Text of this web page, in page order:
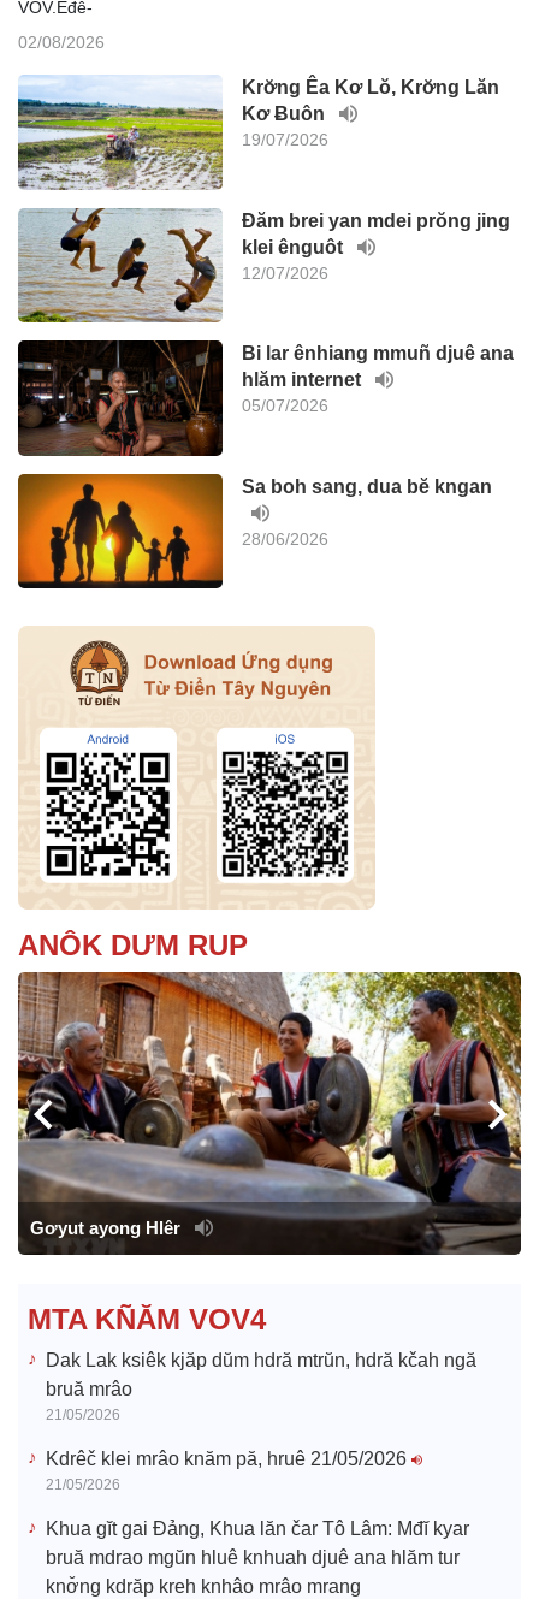
VOV.Êđê-
02/08/2026
Krơ̆ng Êa Kơ Lŏ, Krơ̆ng Lăn
Kơ Ƀuôn
19/07/2026
Đăm brei yan mdei prŏng jing
klei ênguôt
12/07/2026
Bi lar ênhiang mmuñ djuê ana
hlăm internet
05/07/2026
Sa boh sang, dua bĕ kngan
28/06/2026
ANÔK DƯM RUP
Gơyut ayong Hlêr
MTA KÑĂM VOV4
Dak Lak ksiêk kjăp dŭm hdră mtrŭn, hdră kčah ngă
bruă mrâo
21/05/2026
Kdrêč klei mrâo knăm pă, hruê 21/05/2026
21/05/2026
Khua gĭt gai Đảng, Khua lăn čar Tô Lâm: Mđĭ kyar
bruă mdrao mgŭn hluê knhuah djuê ana hlăm tur
knơ̆ng kdrăp kreh knhâo mrâo mrang